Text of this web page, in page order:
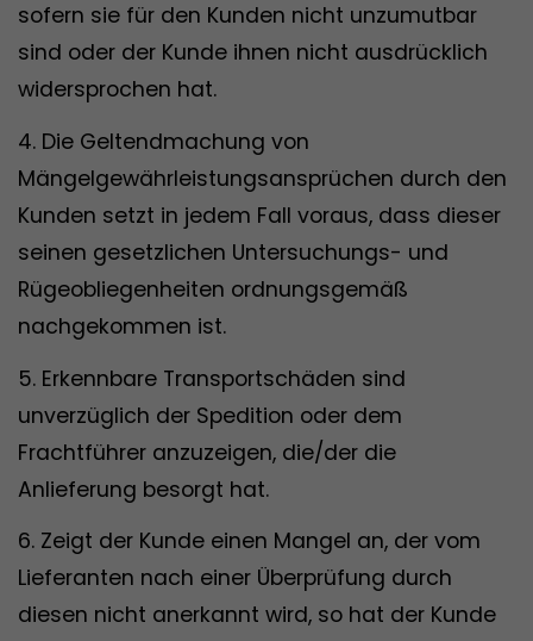
sofern sie für den Kunden nicht unzumutbar
sind oder der Kunde ihnen nicht ausdrücklich
widersprochen hat.
4. Die Geltendmachung von
Mängelgewährleistungsansprüchen durch den
Kunden setzt in jedem Fall voraus, dass dieser
seinen gesetzlichen Untersuchungs- und
Rügeobliegenheiten ordnungsgemäß
nachgekommen ist.
5. Erkennbare Transportschäden sind
unverzüglich der Spedition oder dem
Frachtführer anzuzeigen, die/der die
Anlieferung besorgt hat.
6. Zeigt der Kunde einen Mangel an, der vom
Lieferanten nach einer Überprüfung durch
diesen nicht anerkannt wird, so hat der Kunde